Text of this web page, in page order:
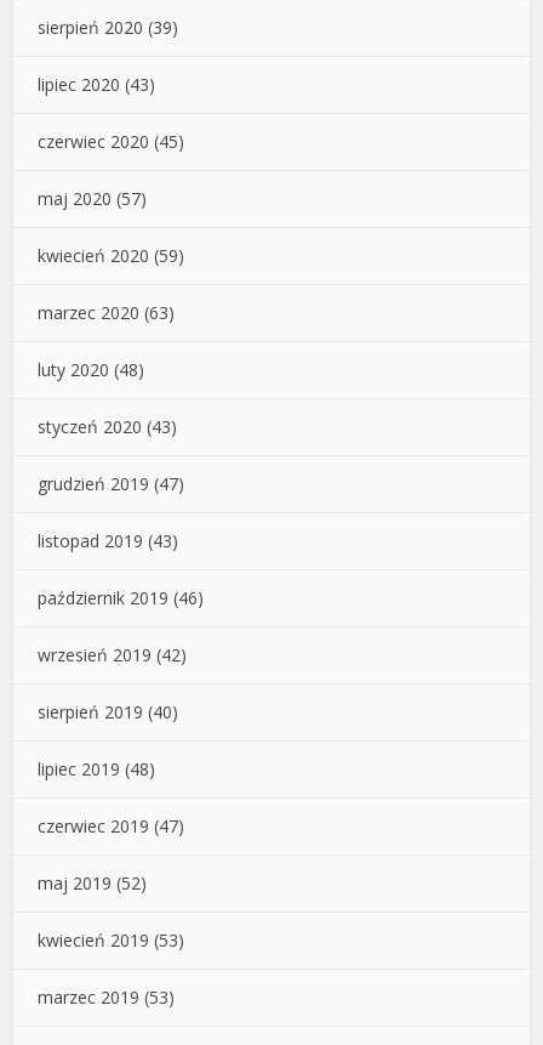
sierpień 2020 (39)
lipiec 2020 (43)
czerwiec 2020 (45)
maj 2020 (57)
kwiecień 2020 (59)
marzec 2020 (63)
luty 2020 (48)
styczeń 2020 (43)
grudzień 2019 (47)
listopad 2019 (43)
październik 2019 (46)
wrzesień 2019 (42)
sierpień 2019 (40)
lipiec 2019 (48)
czerwiec 2019 (47)
maj 2019 (52)
kwiecień 2019 (53)
marzec 2019 (53)